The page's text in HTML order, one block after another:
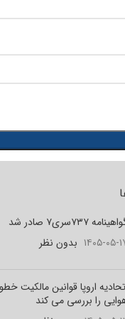
۷۳۷سری۷ صادر شد
۰۵-۱۷ بدون نظر
اروپا قوانین مالکیت
را بررسی می کند